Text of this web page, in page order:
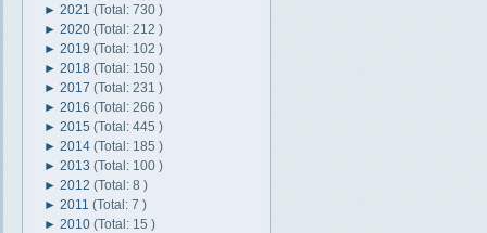
► 2021 (Total: 730 )
► 2020 (Total: 212 )
► 2019 (Total: 102 )
► 2018 (Total: 150 )
► 2017 (Total: 231 )
► 2016 (Total: 266 )
► 2015 (Total: 445 )
► 2014 (Total: 185 )
► 2013 (Total: 100 )
► 2012 (Total: 8 )
► 2011 (Total: 7 )
► 2010 (Total: 15 )